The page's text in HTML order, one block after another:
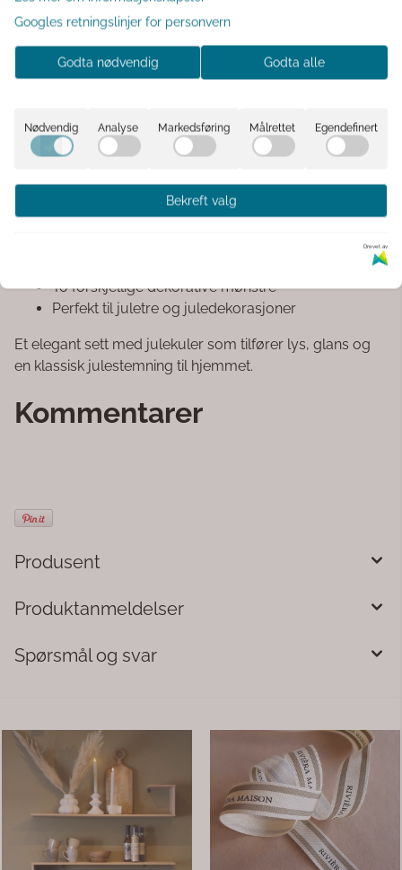
juledekorasjoner. Heng dem på juletreet, bruk dem i en
dekorativ gren eller som en del av en vakker
borddekorasjon for å skape en lun og stemningsfull jul.
etter år.
Farge: Snøhvit med gullfargede detaljer
To forskjellige dekorative mønstre
Perfekt til juletre og juledekorasjoner
Et elegant sett med julekuler som tilfører lys, glans og
en klassisk julestemning til hjemmet.
Kommentarer
Produsent
Produktanmeldelser
Spørsmål og svar
Bokstavkopp sort Design ...
Trendy kopper i porselen fra
Design Letters. Diameter 8
cm Høyde 9 cm. Tåler
Pommes frites kurv i gull
Fine kurver å servere i. Her kan
du servere godteri i også,
bare pommes frites.
Serveringkurv til Pommes
20x9x10cm, 65gr Gull Rustfritt
45,- 89,-
Googles retningslinjer for personvern
Godta nødvendig Godta alle
Nødvendig Analyse Markedsføring Målrettet Egendefinert
Bekreft valg
Drevet av